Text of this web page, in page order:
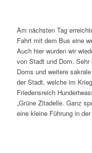
Am nächsten Tag
Fahrt mit dem Bus eine
Auch hier wurden wir
von Stadt und Dom.
Doms und weitere
der Stadt, welche im
Friedensreich
„Grüne Zitadelle. Ganz
eine kleine Führung in